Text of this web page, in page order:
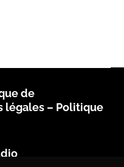
de
légales – Politique